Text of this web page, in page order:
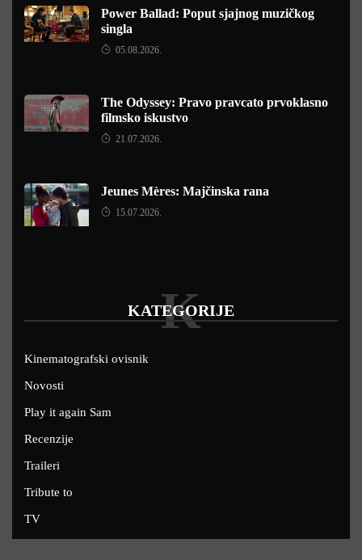
Power Ballad: Poput sjajnog muzičkog
singla
05.08.2026.
The Odyssey: Pravo pravcato prvoklasno
filmsko iskustvo
21.07.2026.
Jeunes Mères: Majčinska rana
15.07.2026.
KATEGORIJE
K
Kinematografski ovisnik
Novosti
Play it again Sam
Recenzije
Traileri
Tribute to
TV